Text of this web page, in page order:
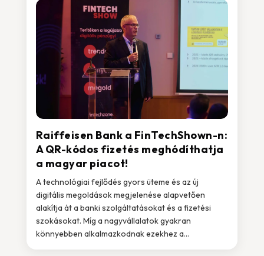
Raiffeisen Bank a FinTechShown-n:
A QR-kódos fizetés meghódíthatja
a magyar piacot!
A technológiai fejlődés gyors üteme és az új
digitális megoldások megjelenése alapvetően
alakítja át a banki szolgáltatásokat és a fizetési
szokásokat. Míg a nagyvállalatok gyakran
könnyebben alkalmazkodnak ezekhez a...